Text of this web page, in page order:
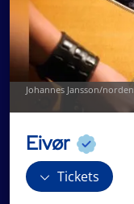
Johannes Jansson/
Eivør
Tickets